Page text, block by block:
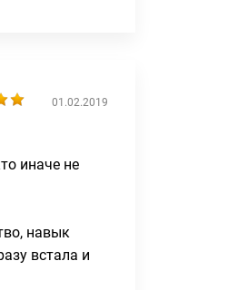
01.02.2019
иначе не
навык
встала и